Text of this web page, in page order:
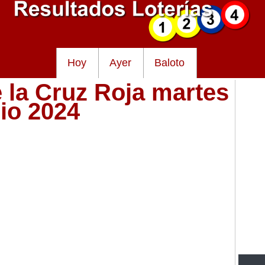
Hoy Ayer Baloto
Cruz Roja martes
2024